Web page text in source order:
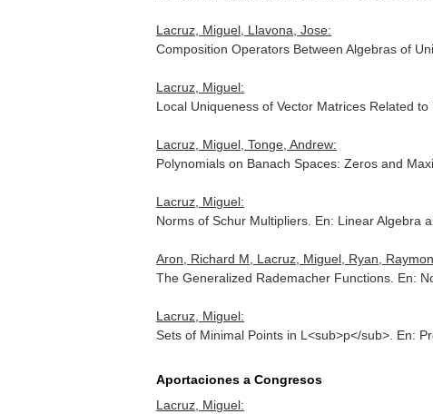
Lacruz, Miguel, Llavona, Jose:
Composition Operators Between Algebras of
Lacruz, Miguel:
Local Uniqueness of Vector Matrices Related to
Lacruz, Miguel, Tonge, Andrew:
Polynomials on Banach Spaces: Zeros and
Lacruz, Miguel:
Norms of Schur Multipliers. En: Linear Algebra
Aron, Richard M, Lacruz, Miguel, Ryan,
The Generalized Rademacher Functions. En:
Lacruz, Miguel:
Sets of Minimal Points in L<sub>p</sub>. En:
Aportaciones a Congresos
Lacruz, Miguel: